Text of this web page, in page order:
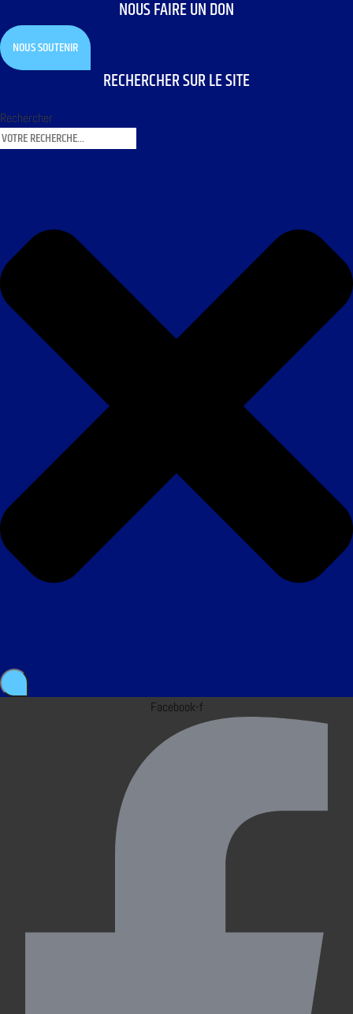
NOUS FAIRE UN DON
NOUS SOUTENIR
RECHERCHER SUR LE SITE
Rechercher
Facebook-f